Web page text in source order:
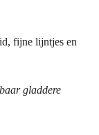
fijne lijntjes en
gladdere